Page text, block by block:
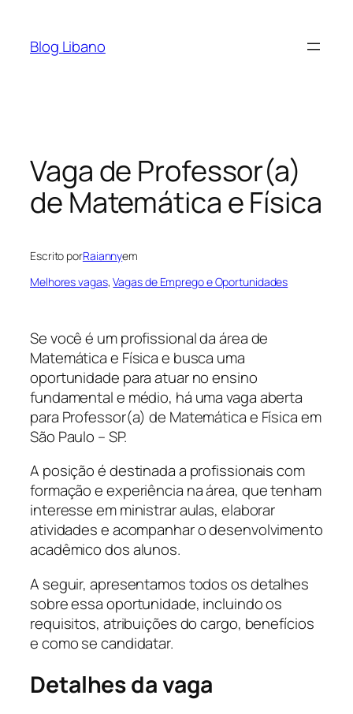
Blog Libano
Vaga de Professor(a)
de Matemática e Física
Escrito porRaiannyem
Melhores vagas, Vagas de Emprego e Oportunidades
Se você é um profissional da área de
Matemática e Física e busca uma
oportunidade para atuar no ensino
fundamental e médio, há uma vaga aberta
para Professor(a) de Matemática e Física em
São Paulo – SP.
A posição é destinada a profissionais com
formação e experiência na área, que tenham
interesse em ministrar aulas, elaborar
atividades e acompanhar o desenvolvimento
acadêmico dos alunos.
A seguir, apresentamos todos os detalhes
sobre essa oportunidade, incluindo os
requisitos, atribuições do cargo, benefícios
e como se candidatar.
Detalhes da vaga